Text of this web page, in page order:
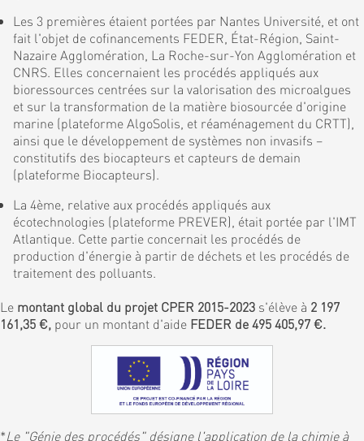
Les 3 premières étaient portées par Nantes Université, et ont
fait l'objet de cofinancements FEDER, État-Région, Saint-
Nazaire Agglomération, La Roche-sur-Yon Agglomération et
CNRS. Elles concernaient les procédés appliqués aux
bioressources centrées sur la valorisation des microalgues
et sur la transformation de la matière biosourcée d'origine
marine (plateforme AlgoSolis, et réaménagement du CRTT),
ainsi que le développement de systèmes non invasifs –
constitutifs des biocapteurs et capteurs de demain
(plateforme Biocapteurs).
La 4ème, relative aux procédés appliqués aux
écotechnologies (plateforme PREVER), était portée par l'IMT
Atlantique. Cette partie concernait les procédés de
production d'énergie à partir de déchets et les procédés de
traitement des polluants.
Le montant global du projet CPER 2015-2023 s'élève à 2 197
161,35 €, pour un montant d'aide FEDER de 495 405,97 €.
*Le "Génie des procédés" désigne l'application de la chimie à